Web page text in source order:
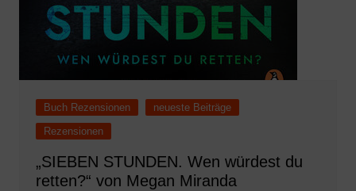
Buch Rezensionen
neueste Beiträge
Rezensionen
„SIEBEN STUNDEN. Wen würdest du
retten?“ von Megan Miranda